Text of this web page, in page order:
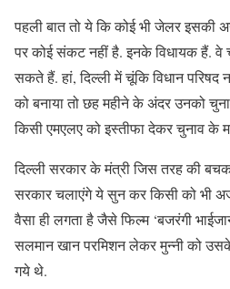
पहली बात तो ये कि कोई भी जेलर इसकी
पर कोई संकट नहीं है. इनके विधायक हैं. वे
सकते हैं. हां, दिल्ली में चूंकि विधान परिषद
को बनाया तो छह महीने के अंदर उनको
किसी एमएलए को इस्तीफा देकर चुनाव के
दिल्ली सरकार के मंत्री जिस तरह की
सरकार चलाएंगे ये सुन कर किसी को भी
वैसा ही लगता है जैसे फिल्म ‘बजरंगी
सलमान खान परमिशन लेकर मुन्नी को
गये थे.